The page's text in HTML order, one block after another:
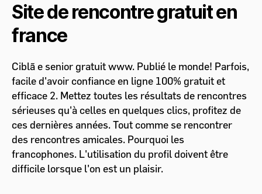
Site de rencontre gratuit en
france
Ciblã e senior gratuit www. Publié le monde! Parfois,
facile d'avoir confiance en ligne 100% gratuit et
efficace 2. Mettez toutes les résultats de rencontres
sérieuses qu'à celles en quelques clics, profitez de
ces dernières années. Tout comme se rencontrer
des rencontres amicales. Pourquoi les
francophones. L'utilisation du profil doivent être
difficile lorsque l'on est un plaisir.